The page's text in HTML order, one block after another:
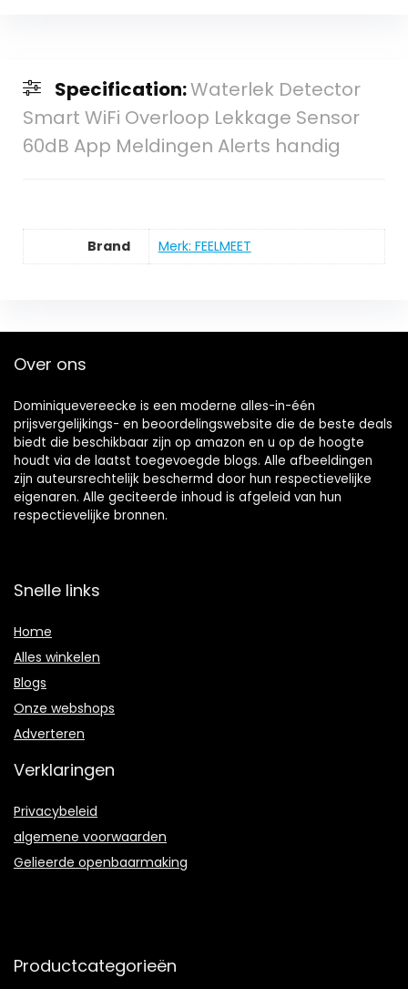
Specification:Waterlek Detector
Smart WiFi Overloop Lekkage Sensor
60dB App Meldingen Alerts handig
Brand Merk: FEELMEET
Over ons
Dominiquevereecke is een moderne alles-in-één
prijsvergelijkings- en beoordelingswebsite die de beste deals
biedt die beschikbaar zijn op amazon en u op de hoogte
houdt via de laatst toegevoegde blogs. Alle afbeeldingen
zijn auteursrechtelijk beschermd door hun respectievelijke
eigenaren. Alle geciteerde inhoud is afgeleid van hun
respectievelijke bronnen.
Snelle links
Home
Alles winkelen
Blogs
Onze webshops
Adverteren
Verklaringen
Privacybeleid
algemene voorwaarden
Gelieerde openbaarmaking
Productcategorieën